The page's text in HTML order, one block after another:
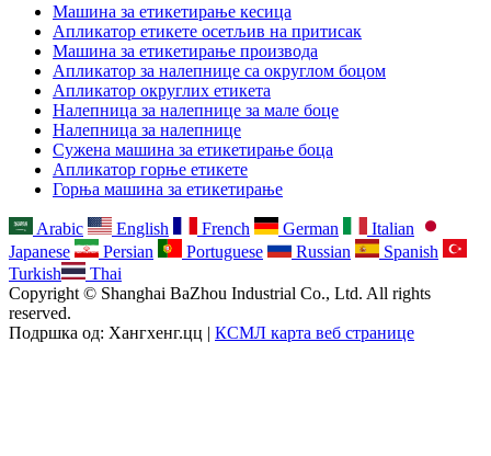
Машина за етикетирање кесица
Апликатор етикете осетљив на притисак
Машина за етикетирање производа
Апликатор за налепнице са округлом боцом
Апликатор округлих етикета
Налепница за налепнице за мале боце
Налепница за налепнице
Сужена машина за етикетирање боца
Апликатор горње етикете
Горња машина за етикетирање
Arabic English French German
Italian
Japanese
Persian Portuguese Russian
Spanish
Turkish
Thai
Copyright © Shanghai BaZhou Industrial Co., Ltd. All rights
reserved.
Подршка од: Хангхенг.цц | КСМЛ карта веб странице